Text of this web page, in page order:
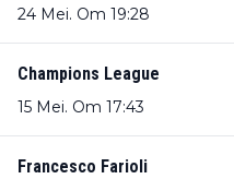
24 Mei. Om 19:28
Champions League
15 Mei. Om 17:43
Francesco Farioli